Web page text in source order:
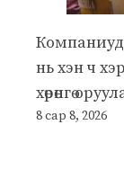
нь хэн ч
хөрөнгө
8 сар 8, 2026